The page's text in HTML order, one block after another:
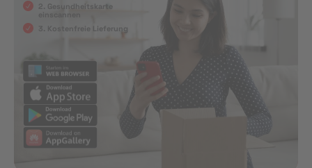
2. Gesundheitskarte
einscannen
3. Kostenfreie Lieferung